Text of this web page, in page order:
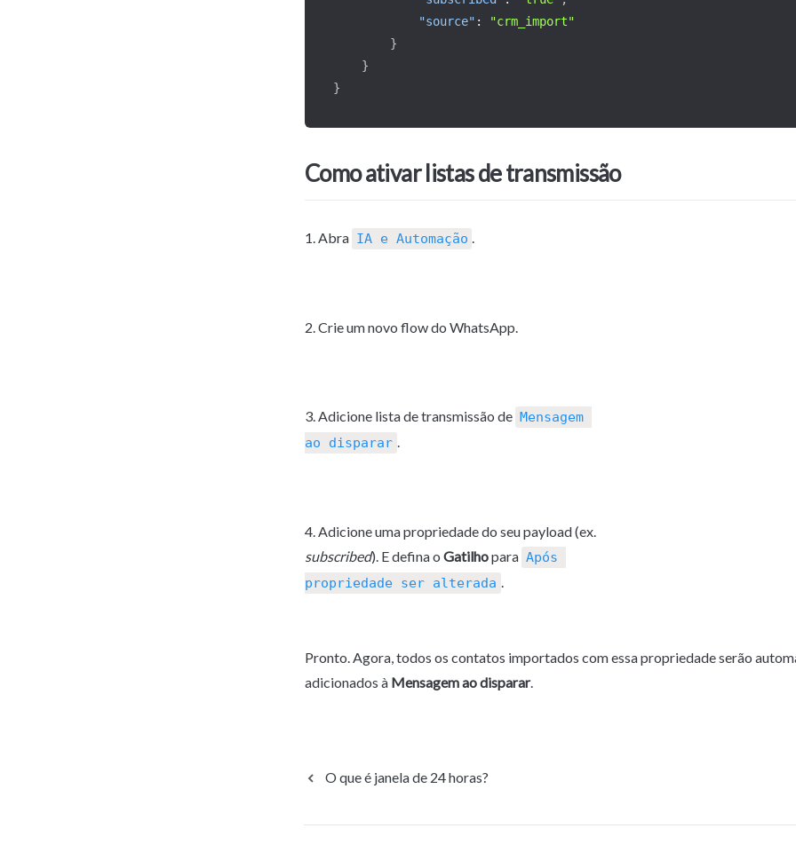
"source" :
"crm_import"
}
}
}
Como ativar listas de transmissão
1. Abra IA e Automação .
2. Crie um novo flow do WhatsApp.
3. Adicione lista de transmissão de Mensagem
ao disparar .
subscribed). E defina o Gatilho para Após
propriedade ser alterada .
Pronto. Agora, todos os contatos importados com essa propriedade serão
adicionados à Mensagem ao disparar.
O que é janela de 24 horas?